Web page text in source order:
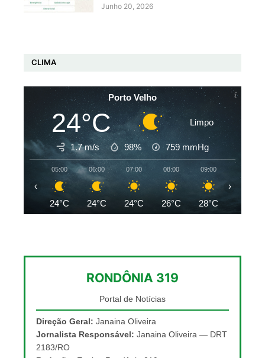
Junho 20, 2026
CLIMA
Porto Velho
24°C Limpo
1.7 m/s 98% 759 mmHg
05:00
24°C
06:00
24°C
07:00
24°C
08:00
26°C
09:00
28°C
‹ ›
RONDÔNIA 319
Portal de Notícias
Direção Geral: Janaina Oliveira
Jornalista Responsável: Janaina Oliveira — DRT
2183/RO